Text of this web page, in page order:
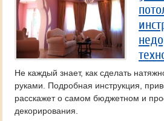
Не каждый знает, как сделать
руками. Подробная инструкция,
расскажет о самом бюджетном и
декорирования.